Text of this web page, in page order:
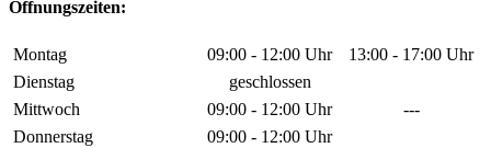
Öffnungszeiten:
Montag 09:00 - 12:00 Uhr
13:00 - 17:00 Uhr
Dienstag
geschlossen
Mittwoch
09:00 - 12:00 Uhr
---
Donnerstag
09:00 - 12:00 Uhr